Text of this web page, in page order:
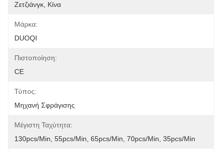
Ζετζιάνγκ, Κίνα
Μάρκα:
DUOQI
Πιστοποίηση:
CE
Τύπος:
Μηχανή Σφράγισης
Μέγιστη Ταχύτητα:
130pcs/min, 55pcs/min, 65pcs/min, 70pcs/min, 35pcs/min